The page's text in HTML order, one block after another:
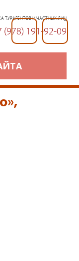
ТУРАГЕНТОВ И ЧАСТНЫХ ЛИЦ
(978) 191-92-09
,